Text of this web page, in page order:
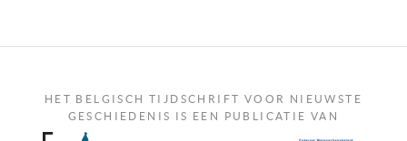
HET BELGISCH TIJDSCHRIFT VOOR NIEUWSTE
GESCHIEDENIS IS EEN PUBLICATIE VAN